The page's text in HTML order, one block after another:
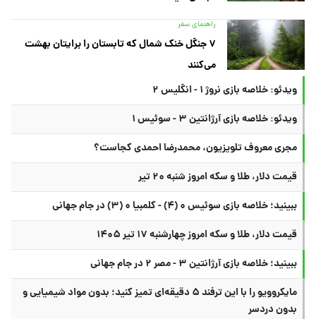
راهنمای سفر
۷ جنگل خنک شمال که تابستان را برایتان بهشت
می‌کنند
ویدئو: خلاصه بازی نروژ ۱ - انگلیس ۲
ویدئو: خلاصه بازی آرژانتین ۳ - سوئیس ۱
مجری معروف تلویزیون، محمدرضا احمدی کجاست؟
قیمت دلار، طلا و سکه امروز شنبه ۲۰ تیر
ببینید؛ خلاصه بازی سوئیس ۰ (۴) - کلمبیا ۰ (۳) در جام جهانی
قیمت دلار، طلا و سکه امروز چهارشنبه ۱۷ تیر ۱۴۰۵
ببینید؛ خلاصه بازی آرژانتین ۳ - مصر ۲ در جام جهانی
مایکروویو را با این ترفند ۵ دقیقه‌ای تمیز کنید؛ بدون مواد شیمیایی و
بدون دردسر